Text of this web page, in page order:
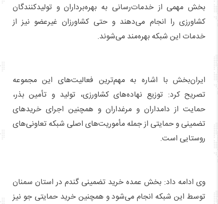
بخش مهمی از خدمات‌رسانی به بهره‌برداران و تولیدکنندگان
کشاورزی را انجام می‌دهند و حتی کشاورزان غیرعضو نیز از
خدمات این شبکه بهره‌مند می‌شوند.
ایران‌بخش با اشاره به مهم‌ترین فعالیت‌های این مجموعه
تصریح کرد: توزیع نهاده‌های کشاورزی، تولید و تأمین بذر،
حمایت از دامداران و مرغداران و همچنین اجرای خریدهای
تضمینی و حمایتی از جمله مأموریت‌های اصلی شبکه تعاونی‌های
روستایی است.
وی ادامه داد: بخش عمده خرید تضمینی گندم در استان سمنان
توسط این شبکه انجام می‌شود و همچنین خرید حمایتی جو نیز